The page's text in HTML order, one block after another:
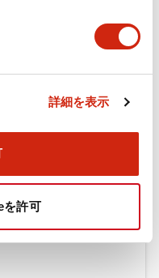
詳細を表示
を許可
シリーズカムスイッチ